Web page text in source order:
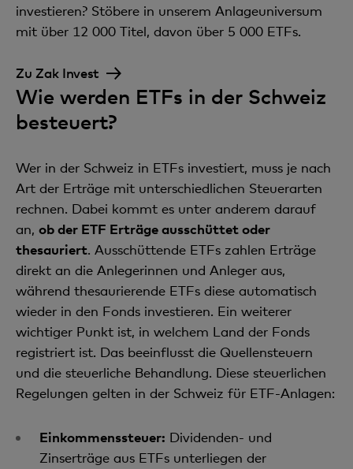
investieren? Stöbere in unserem Anlageuniversum
mit über 12 000 Titel, davon über 5 000 ETFs.
Zu Zak Invest
Wie werden ETFs in der Schweiz
besteuert?
Wer in der Schweiz in ETFs investiert, muss je nach
Art der Erträge mit unterschiedlichen Steuerarten
rechnen. Dabei kommt es unter anderem darauf
an, ob der ETF Erträge ausschüttet oder
thesauriert. Ausschüttende ETFs zahlen Erträge
direkt an die Anlegerinnen und Anleger aus,
während thesaurierende ETFs diese automatisch
wieder in den Fonds investieren. Ein weiterer
wichtiger Punkt ist, in welchem Land der Fonds
registriert ist. Das beeinflusst die Quellensteuern
und die steuerliche Behandlung. Diese steuerlichen
Regelungen gelten in der Schweiz für ETF-Anlagen:
Einkommenssteuer: Dividenden- und
Zinserträge aus ETFs unterliegen der